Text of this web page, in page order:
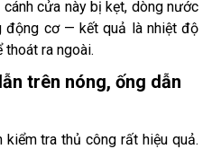
cánh cửa này bị kẹt, dòng nước
động cơ — kết quả là nhiệt độ
thoát ra ngoài.
trên nóng, ống dẫn
tra thủ công rất hiệu quả.